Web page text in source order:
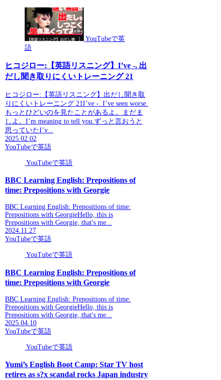
YouTubeで英
語
ヒコジロー:【英語リスニング】I’ve -. 出
だし聞き取りにくいトレーニング 21
ヒコジロー:【英語リスニング】出だし聞き取
りにくいトレーニング 21I’ve -. I’ve seen worse.
もっとひどいのを見たことがあるよ。まだま
しよ。I’m meaning to tell you.ずっと言おうと
思っていたI’v...
2025.02.02
YouTubeで英語
YouTubeで英語
BBC Learning English: Prepositions of
time: Prepositions with Georgie
BBC Learning English: Prepositions of time:
Prepositions with GeorgieHello, this is
Prepositions with Georgie, that's me...
2024.11.27
YouTubeで英語
YouTubeで英語
BBC Learning English: Prepositions of
time: Prepositions with Georgie
BBC Learning English: Prepositions of time:
Prepositions with GeorgieHello, this is
Prepositions with Georgie, that's me...
2025.04.10
YouTubeで英語
YouTubeで英語
Yumi’s English Boot Camp: Star TV host
retires as s?x scandal rocks Japan industry